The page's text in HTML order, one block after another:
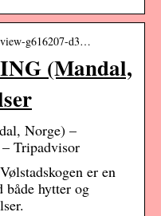
g616207-d3…
(Mandal,
Norge) –
Tripadvisor
er en
både hytter og